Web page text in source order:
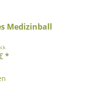
Medizinball
*